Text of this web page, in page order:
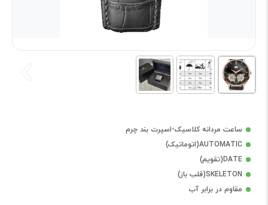
ساعت مردانه کلاسیک-اسپرت بند چرم
AUTOMATIC(اتوماتیک)
DATE(تقویم)
SKELETON(قلب باز)
مقاوم در برابر آب